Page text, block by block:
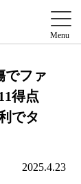
でファ
得点
でタ
2025.4.23